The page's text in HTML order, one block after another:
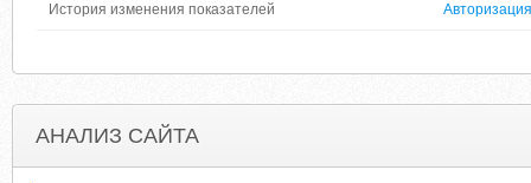
История изменения показателей Авторизация
АНАЛИЗ САЙТА